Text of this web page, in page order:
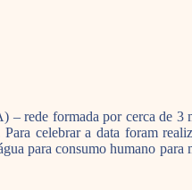
rede formada por cerca de 3
celebrar a data foram
para consumo humano